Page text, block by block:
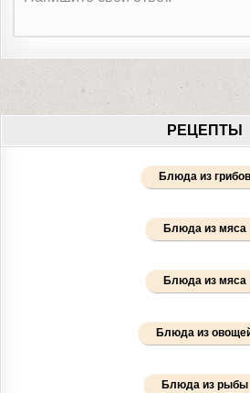
РЕЦЕПТЫ
Блюда из грибов
Блюда из мяса
Блюда из мяса
Блюда из
Блюда из рыбы